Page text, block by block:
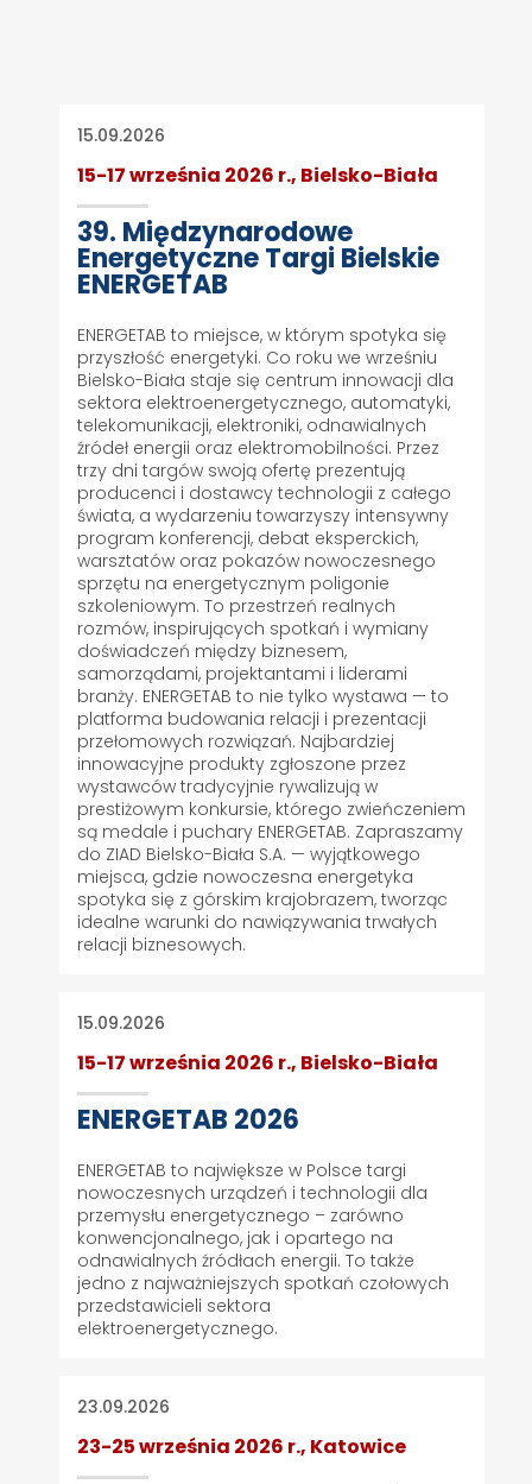
15.09.2026
15-17 września 2026 r., Bielsko-Biała
39. Międzynarodowe
Energetyczne Targi Bielskie
ENERGETAB
ENERGETAB to miejsce, w którym spotyka się
przyszłość energetyki. Co roku we wrześniu
Bielsko-Biała staje się centrum innowacji dla
sektora elektroenergetycznego, automatyki,
telekomunikacji, elektroniki, odnawialnych
źródeł energii oraz elektromobilności. Przez
trzy dni targów swoją ofertę prezentują
producenci i dostawcy technologii z całego
świata, a wydarzeniu towarzyszy intensywny
program konferencji, debat eksperckich,
warsztatów oraz pokazów nowoczesnego
sprzętu na energetycznym poligonie
szkoleniowym. To przestrzeń realnych
rozmów, inspirujących spotkań i wymiany
doświadczeń między biznesem,
samorządami, projektantami i liderami
branży. ENERGETAB to nie tylko wystawa — to
platforma budowania relacji i prezentacji
przełomowych rozwiązań. Najbardziej
innowacyjne produkty zgłoszone przez
wystawców tradycyjnie rywalizują w
prestiżowym konkursie, którego zwieńczeniem
są medale i puchary ENERGETAB. Zapraszamy
do ZIAD Bielsko-Biała S.A. — wyjątkowego
miejsca, gdzie nowoczesna energetyka
spotyka się z górskim krajobrazem, tworząc
idealne warunki do nawiązywania trwałych
relacji biznesowych.
15.09.2026
15-17 września 2026 r., Bielsko-Biała
ENERGETAB 2026
ENERGETAB to największe w Polsce targi
nowoczesnych urządzeń i technologii dla
przemysłu energetycznego – zarówno
konwencjonalnego, jak i opartego na
odnawialnych źródłach energii. To także
jedno z najważniejszych spotkań czołowych
przedstawicieli sektora
elektroenergetycznego.
23.09.2026
23-25 września 2026 r., Katowice